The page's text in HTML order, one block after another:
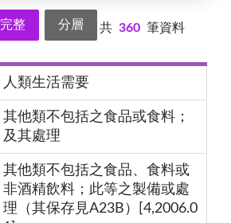
完整 分層 共 360 筆資料
人類生活需要
其他類不包括之食品或食料；
及其處理
其他類不包括之食品、食料或
非酒精飲料；此等之製備或處
理（其保存見A23B）[4,2006.0